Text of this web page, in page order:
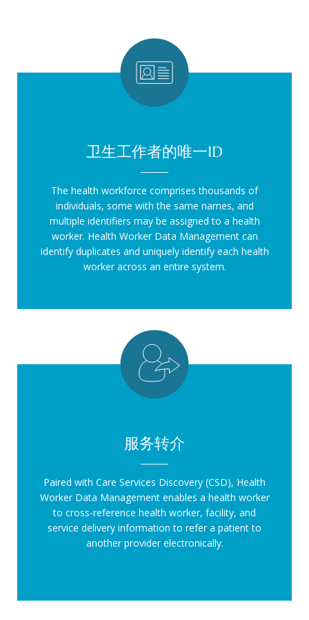
卫生工作者的唯一ID
The health workforce comprises thousands of
individuals, some with the same names, and
multiple identifiers may be assigned to a health
worker. Health Worker Data Management can
identify duplicates and uniquely identify each health
worker across an entire system.
服务转介
Paired with Care Services Discovery (CSD), Health
Worker Data Management enables a health worker
to cross-reference health worker, facility, and
service delivery information to refer a patient to
another provider electronically.